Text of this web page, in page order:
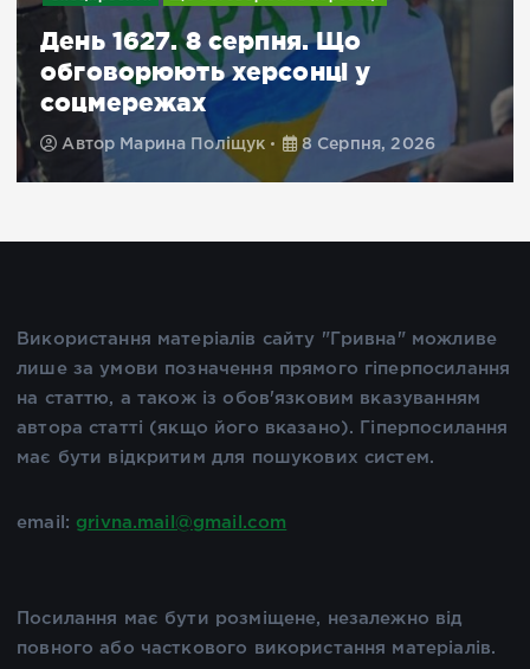
День 1627. 8 серпня. Що
обговорюють херсонці у
соцмережах
Автор Марина Поліщук 8 Серпня, 2026
Використання матеріалів сайту "Гривна" можливе
лише за умови позначення прямого гіперпосилання
на статтю, а також із обов'язковим вказуванням
автора статті (якщо його вказано). Гіперпосилання
має бути відкритим для пошукових систем.
email: grivna.mail@gmail.com
Посилання має бути розміщене, незалежно від
повного або часткового використання матеріалів.